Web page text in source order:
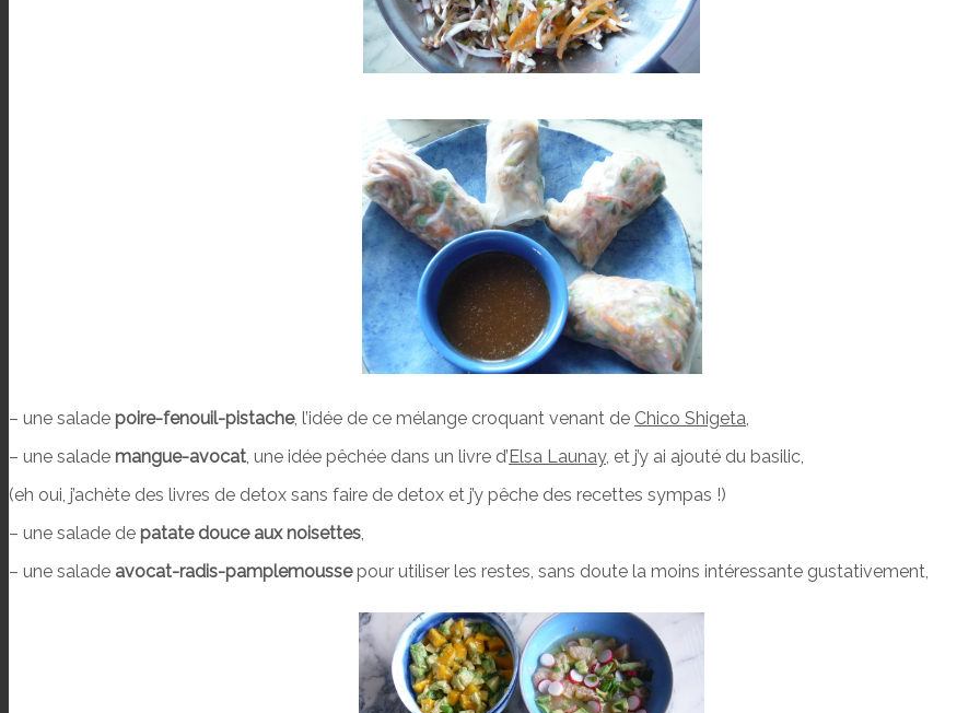
– une salade poire-fenouil-pistache, l’idée de ce mélange croquant venant de Chico Shigeta,
– une salade mangue-avocat, une idée pêchée dans un livre d’ Elsa Launay, et j’y ai ajouté du basilic,
(eh oui, j’achète des livres de detox sans faire de detox et j’y pêche des recettes sympas !)
– une salade de patate douce aux noisettes,
– une salade avocat-radis-pamplemoussepour utiliser les restes, sans doute la moins intéressante gustativement,